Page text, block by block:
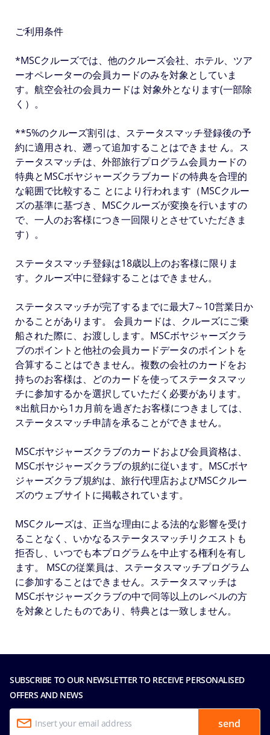
ご利用条件
*MSCクルーズでは、他のクルーズ会社、ホテル、ツア
ーオペレーターの会員カードのみを対象としていま
す。航空会社の会員カードは 対象外となります(一部除
く）。
**5%のクルーズ割引は、ステータスマッチ登録後の予
約に適用され、遡って追加することはできませ ん。ス
テータスマッチは、外部旅行プログラム会員カードの
特典とMSCボヤジャーズクラブカードの特典を合理的
な範囲で比較するこ とにより行われます（MSCクルー
ズの基準に基づき、MSCクルーズが変換を行いますの
で、一人のお客様につき一回限りとさせていただきま
す）。
ステータスマッチ登録は18歳以上のお客様に限りま
す。クルーズ中に登録することはできません。
ステータスマッチが完了するまでに最大7～10営業日か
かることがあります。 会員カードは、クルーズにご乗
船された際に、お渡しします。MSCボヤジャーズクラ
ブのポイントと他社の会員カードデータのポイントを
合算することはできません。複数の会社のカードをお
持ちのお客様は、どのカードを使ってステータスマッ
チに参加するかを選択していただく必要があります。
※出航日から1カ月前を過ぎたお客様につきましては、
ステータスマッチ申請を承ることができません。
MSCボヤジャーズクラブのカードおよび会員資格は、
MSCボヤジャーズクラブの規約に従います。MSCボヤ
ジャーズクラブ規約は、旅行代理店およびMSCクルー
ズのウェブサイトに掲載されています。
MSCクルーズは、正当な理由による法的な影響を受け
ることなく、いかなるステータスマッチリクエストも
拒否し、いつでも本プログラムを中止する権利を有し
ます。 MSCの従業員は、ステータスマッチプログラム
に参加することはできません。ステータスマッチは
MSCボヤジャーズクラブの中で同等以上のレベルの方
を対象としたものであり、特典とは一致しません。
SUBSCRIBE TO OUR NEWSLETTER TO RECEIVE PERSONALISED
OFFERS AND NEWS
send